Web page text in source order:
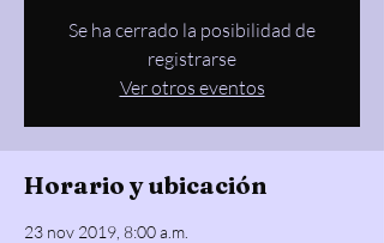
Se ha cerrado la posibilidad de
registrarse
Ver otros eventos
Horario y ubicación
23 nov 2019, 8:00 a.m.